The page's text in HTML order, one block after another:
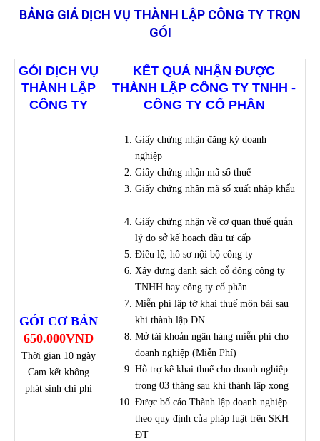
BẢNG GIÁ DỊCH VỤ THÀNH LẬP CÔNG TY TRỌN
GÓI
GÓI DỊCH VỤ
THÀNH LẬP
CÔNG TY
KẾT QUẢ NHẬN ĐƯỢC
THÀNH LẬP CÔNG TY TNHH -
CÔNG TY CỔ PHẦN
GÓI CƠ BẢN
650.000VNĐ
Thời gian 10 ngày
Cam kết không
phát sinh chi phí
Giấy chứng nhận đăng ký doanh
nghiệp
Giấy chứng nhận mã số thuế
Giấy chứng nhận mã số xuất nhập khẩu
Giấy chứng nhận về cơ quan thuế quản
lý do sở kế hoach đầu tư cấp
Điều lệ, hồ sơ nội bộ công ty
Xây dựng danh sách cổ đông công ty
TNHH hay công ty cổ phần
Miễn phí lập tờ khai thuế môn bài sau
khi thành lập DN
Mở tài khoản ngân hàng miễn phí cho
doanh nghiệp (Miễn Phí)
Hỗ trợ kê khai thuế cho doanh nghiệp
trong 03 tháng sau khi thành lập xong
Được bố cáo Thành lập doanh nghiệp
theo quy định của pháp luật trên SKH
ĐT